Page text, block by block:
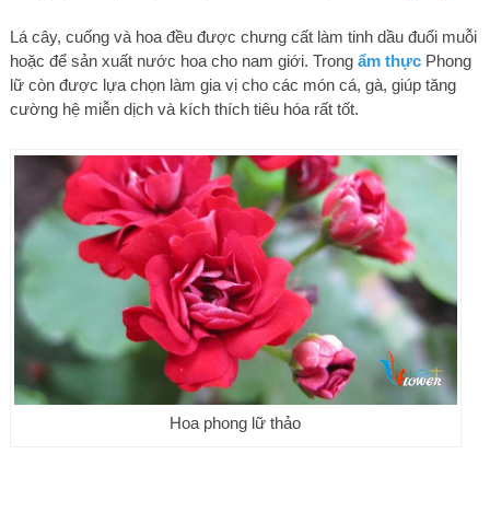
Lá cây, cuống và hoa đều được chưng cất làm tinh dầu đuổi muỗi
hoặc để sản xuất nước hoa cho nam giới. Trong ẩm thựcPhong
lữ còn được lựa chọn làm gia vị cho các món cá, gà, giúp tăng
cường hệ miễn dịch và kích thích tiêu hóa rất tốt.
Hoa phong lữ thảo